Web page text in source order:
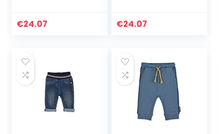
€24.07 €24.07